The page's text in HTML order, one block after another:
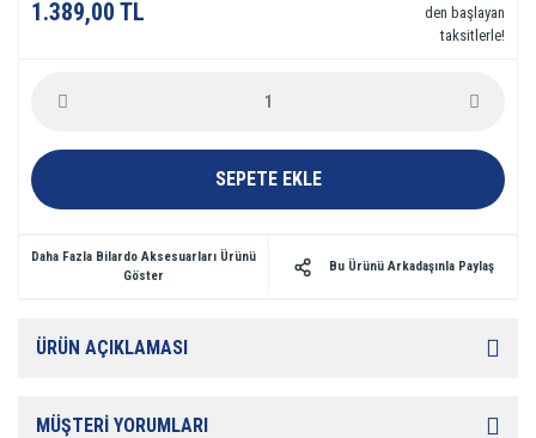
1.389,00 TL
den başlayan
taksitlerle!
SEPETE EKLE
Daha Fazla Bilardo Aksesuarları Ürünü
Göster
Bu Ürünü Arkadaşınla Paylaş
ÜRÜN AÇIKLAMASI
MÜŞTERİ YORUMLARI